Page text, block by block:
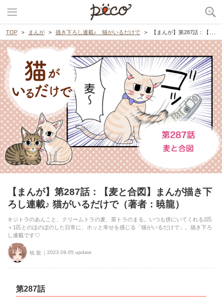
TOP まんが 描き下ろし連載♪ 猫がいるだけで 【まんが】第287話：【麦と合図】まんが描き下ろし連載♪ 猫がいるだけで（著者：暁龍）
【まんが】第287話：【麦と合図】まんが描き下
ろし連載♪ 猫がいるだけで（著者：暁龍）
キジトラのあんこと、クリームトラの麦、茶トラのまる。いつも傍にいてくれる2匹
＋1匹とのほのぼのした日常に、ホッと幸せを感じる「猫がいるだけで」。描き下ろ
し連載です♡
暁 龍 2023.09.05 update
第287話